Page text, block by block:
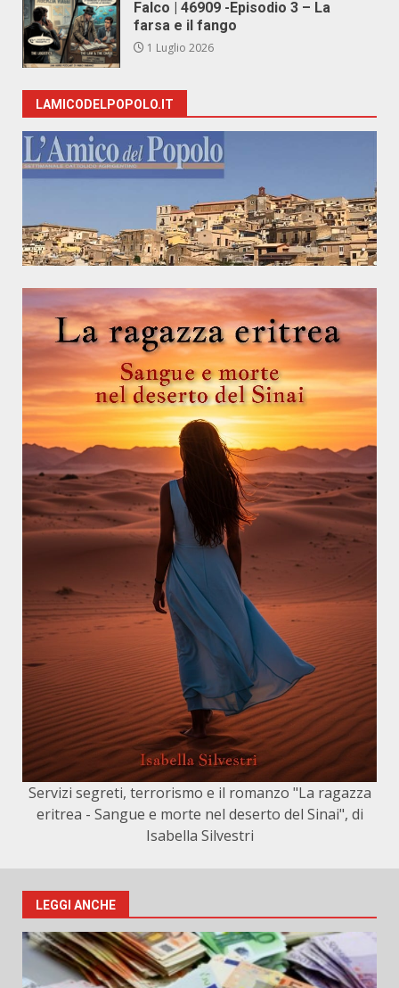
Falco | 46909 -Episodio 3 – La
farsa e il fango
1 Luglio 2026
LAMICODELPOPOLO.IT
Servizi segreti, terrorismo e il romanzo "La ragazza
eritrea - Sangue e morte nel deserto del Sinai", di
Isabella Silvestri
LEGGI ANCHE